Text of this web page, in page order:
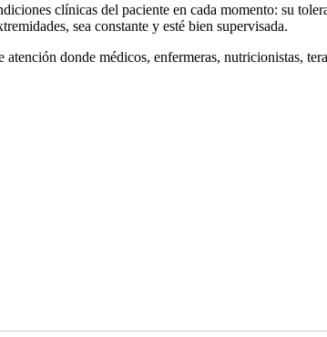
clínicas del paciente en cada momento: su
sea constante y esté bien supervisada.
donde médicos, enfermeras, nutricionistas,